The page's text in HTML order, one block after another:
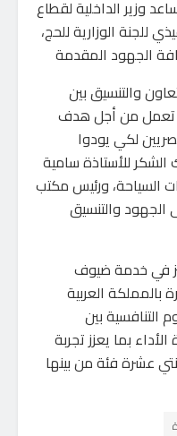
وزير الداخلية لقطاع
للجنة الوزارية للحج،
الجهود المقدمة
والتنسيق بين
تعمل من أجل هدف
لكي يودوا
للأستاذة سامية
السياحة، ورئيس مكتب
والتنسيق
في خدمة ضيوف
بالمملكة العربية
بين
بما يعزز تجربة
عشرة فئة من بينها